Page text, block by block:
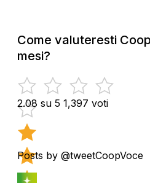
Come valuteresti
mesi?
2.08 su 5 1,397 voti
Posts by @tweetCoopVoce